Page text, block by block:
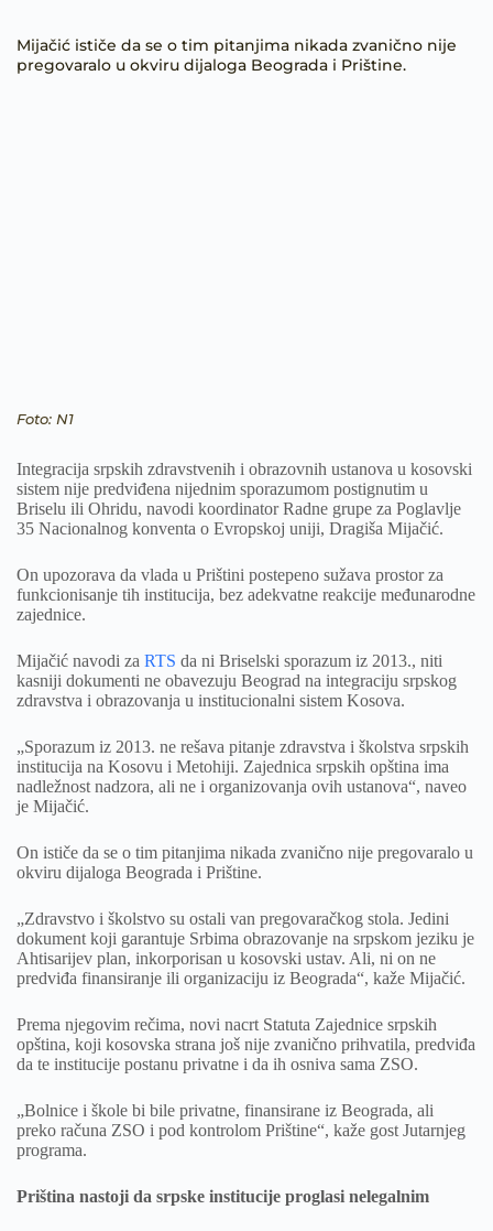
Mijačić ističe da se o tim pitanjima nikada zvanično nije
pregovaralo u okviru dijaloga Beograda i Prištine.
Foto: N1
Integracija srpskih zdravstvenih i obrazovnih ustanova u kosovski
sistem nije predviđena nijednim sporazumom postignutim u
Briselu ili Ohridu, navodi koordinator Radne grupe za Poglavlje
35 Nacionalnog konventa o Evropskoj uniji, Dragiša Mijačić.
On upozorava da vlada u Prištini postepeno sužava prostor za
funkcionisanje tih institucija, bez adekvatne reakcije međunarodne
zajednice.
Mijačić navodi za RTS da ni Briselski sporazum iz 2013., niti
kasniji dokumenti ne obavezuju Beograd na integraciju srpskog
zdravstva i obrazovanja u institucionalni sistem Kosova.
„Sporazum iz 2013. ne rešava pitanje zdravstva i školstva srpskih
institucija na Kosovu i Metohiji. Zajednica srpskih opština ima
nadležnost nadzora, ali ne i organizovanja ovih ustanova“, naveo
je Mijačić.
On ističe da se o tim pitanjima nikada zvanično nije pregovaralo u
okviru dijaloga Beograda i Prištine.
„Zdravstvo i školstvo su ostali van pregovaračkog stola. Jedini
dokument koji garantuje Srbima obrazovanje na srpskom jeziku je
Ahtisarijev plan, inkorporisan u kosovski ustav. Ali, ni on ne
predviđa finansiranje ili organizaciju iz Beograda“, kaže Mijačić.
Prema njegovim rečima, novi nacrt Statuta Zajednice srpskih
opština, koji kosovska strana još nije zvanično prihvatila, predviđa
da te institucije postanu privatne i da ih osniva sama ZSO.
„Bolnice i škole bi bile privatne, finansirane iz Beograda, ali
preko računa ZSO i pod kontrolom Prištine“, kaže gost Jutarnjeg
programa.
Priština nastoji da srpske institucije proglasi nelegalnim